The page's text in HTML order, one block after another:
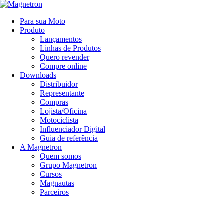
Para sua Moto
Produto
Lançamentos
Linhas de Produtos
Quero revender
Compre online
Downloads
Distribuidor
Representante
Compras
Lojista/Oficina
Motociclista
Influenciador Digital
Guia de referência
A Magnetron
Quem somos
Grupo Magnetron
Cursos
Magnautas
Parceiros